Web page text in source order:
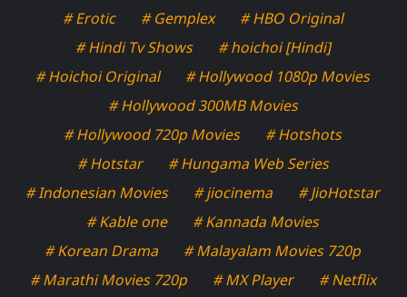
# Erotic
# Gemplex
# HBO Original
# Hindi Tv Shows
# hoichoi [Hindi]
# Hoichoi Original
# Hollywood 1080p Movies
# Hollywood 300MB Movies
# Hollywood 720p Movies
# Hotshots
# Hotstar
# Hungama Web Series
# Indonesian Movies
# jiocinema
# JioHotstar
# Kable one
# Kannada Movies
# Korean Drama
# Malayalam Movies 720p
# Marathi Movies 720p
# MX Player
# Netflix